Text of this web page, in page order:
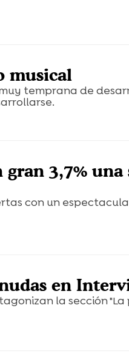
musical
temprana de
3,7% una
con un
en
la sección